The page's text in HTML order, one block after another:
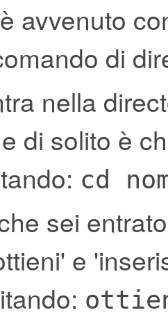
avvenuto
di
nella
di solito è
cd
sei
e